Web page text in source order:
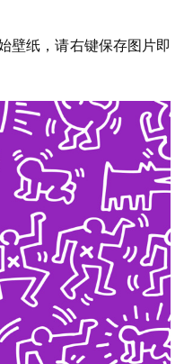
壁纸，请右键保存图片即